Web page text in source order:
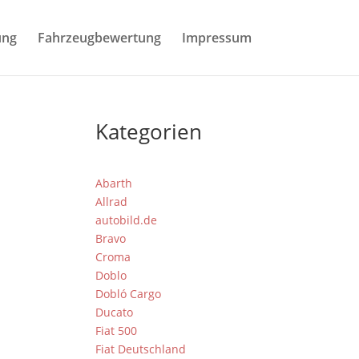
Fahrzeugbewertung Impressum
Kategorien
Abarth
Allrad
autobild.de
Bravo
Croma
Doblo
Dobló Cargo
Ducato
Fiat 500
Fiat Deutschland